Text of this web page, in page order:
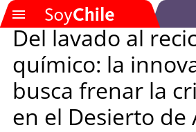
Podcast
Del lavado al
químico: la
busca frenar la
en el Desierto de